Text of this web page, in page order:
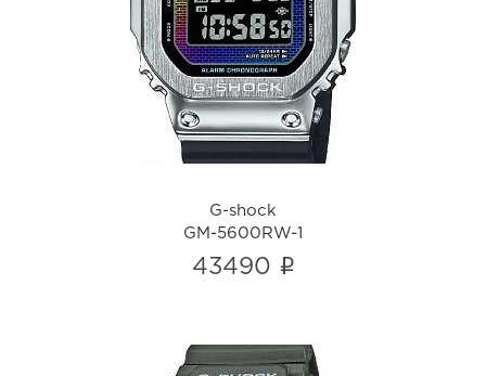
G-shock
GM-5600RW-1
i
G-shock
GM-5600RW-1
43490 i